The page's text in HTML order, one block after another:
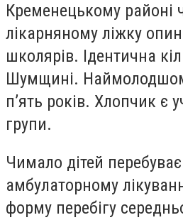
Кременецькому районі
лікарняному ліжку
школярів. Ідентична
Шумщині.
п’ять років. Хлопчик є
групи.
Чимало дітей
амбулаторному
форму перебігу